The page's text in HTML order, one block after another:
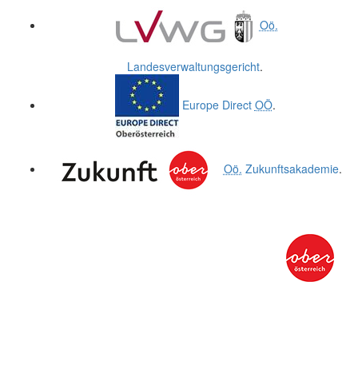
Oö.
Landesverwaltungsgericht.
Europe Direct OÖ.
Oö. Zukunftsakademie.